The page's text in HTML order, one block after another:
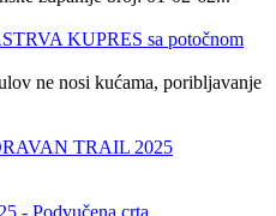
KUPRES sa potočnom
ne nosi kućama, poribljavanje
TRAIL 2025
- Podvučena crta